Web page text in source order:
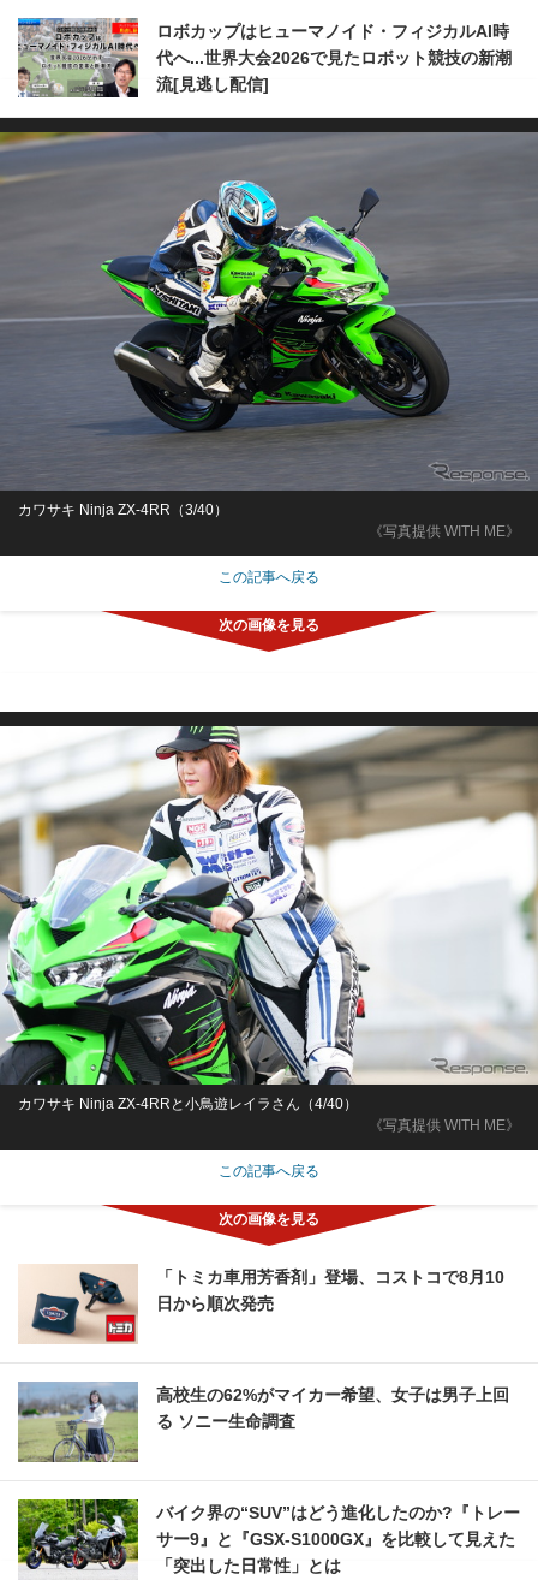
ロボカップはヒューマノイド・フィジカルAI時
代へ...世界大会2026で見たロボット競技の新潮
流[見逃し配信]
《写真提供 WITH ME》
カワサキ Ninja ZX-4RR（3/40）
この記事へ戻る
《写真提供 WITH ME》
カワサキ Ninja ZX-4RRと小鳥遊レイラさん（4/40）
この記事へ戻る
「トミカ車用芳香剤」登場、コストコで8月10
日から順次発売
高校生の62%がマイカー希望、女子は男子上回
る ソニー生命調査
バイク界の“SUV”はどう進化したのか?『トレー
サー9』と『GSX-S1000GX』を比較して見えた
「突出した日常性」とは